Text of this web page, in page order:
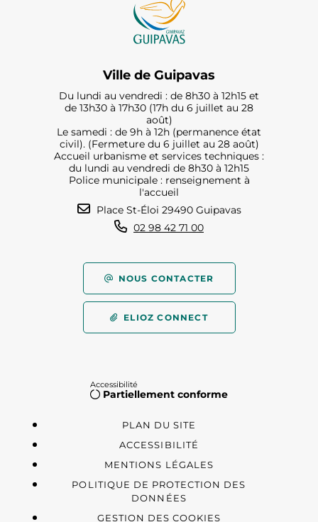
Ville de Guipavas
Du lundi au vendredi : de 8h30 à 12h15 et
de 13h30 à 17h30 (17h du 6 juillet au 28
août)
Le samedi : de 9h à 12h (permanence état
civil). (Fermeture du 6 juillet au 28 août)
Accueil urbanisme et services techniques :
du lundi au vendredi de 8h30 à 12h15
Police municipale : renseignement à
l'accueil
Place St-Éloi 29490 Guipavas
02 98 42 71 00
NOUS CONTACTER
ELIOZ CONNECT
Accessibilité
Partiellement conforme
PLAN DU SITE
ACCESSIBILITÉ
MENTIONS LÉGALES
POLITIQUE DE PROTECTION DES
DONNÉES
GESTION DES COOKIES